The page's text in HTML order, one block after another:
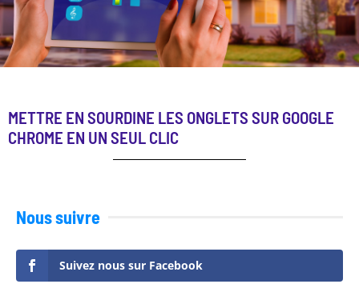
METTRE EN SOURDINE LES ONGLETS SUR GOOGLE
CHROME EN UN SEUL CLIC
Nous suivre
Suivez nous sur Facebook